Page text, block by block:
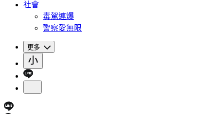
社會
毒駕連爆
警察愛無限
更多